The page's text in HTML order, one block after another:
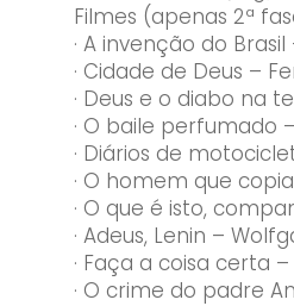
Filmes (apenas 2ª
· A invenção do
· Cidade de Deus –
· Deus e o diabo na
· O baile perfumado
· Diários de
· O homem que
· O que é isto,
· Adeus, Lenin –
· Faça a coisa certa
· O crime do padre